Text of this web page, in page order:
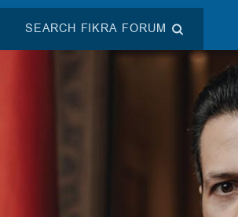
SEARCH FIKRA FORUM